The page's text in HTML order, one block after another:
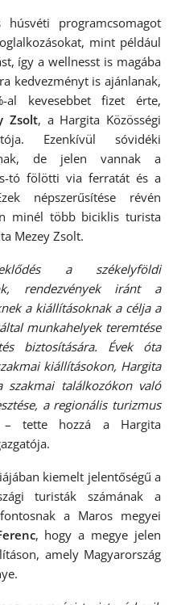
programcsomagot
mint például
így a wellnesst is magába
kedvezményt is ajánlanak,
al kevesebbet fizet érte,
Zsolt, a Hargita Közösségi
Ezenkívül sóvidéki
de jelen vannak a
tó fölötti via ferratát és a
népszerűsítése révén
minél több biciklis turista
Mezey Zsolt.
a székelyföldi
rendezvények iránt a
a kiállításoknak a célja a
munkahelyek teremtése
biztosítására. Évek óta
kiállításokon, Hargita
szakmai találkozókon való
a regionális turizmus
tette hozzá a Hargita
kiemelt jelentőségű a
turisták számának a
a Maros megyei
, hogy a megye jelen
amely Magyarország